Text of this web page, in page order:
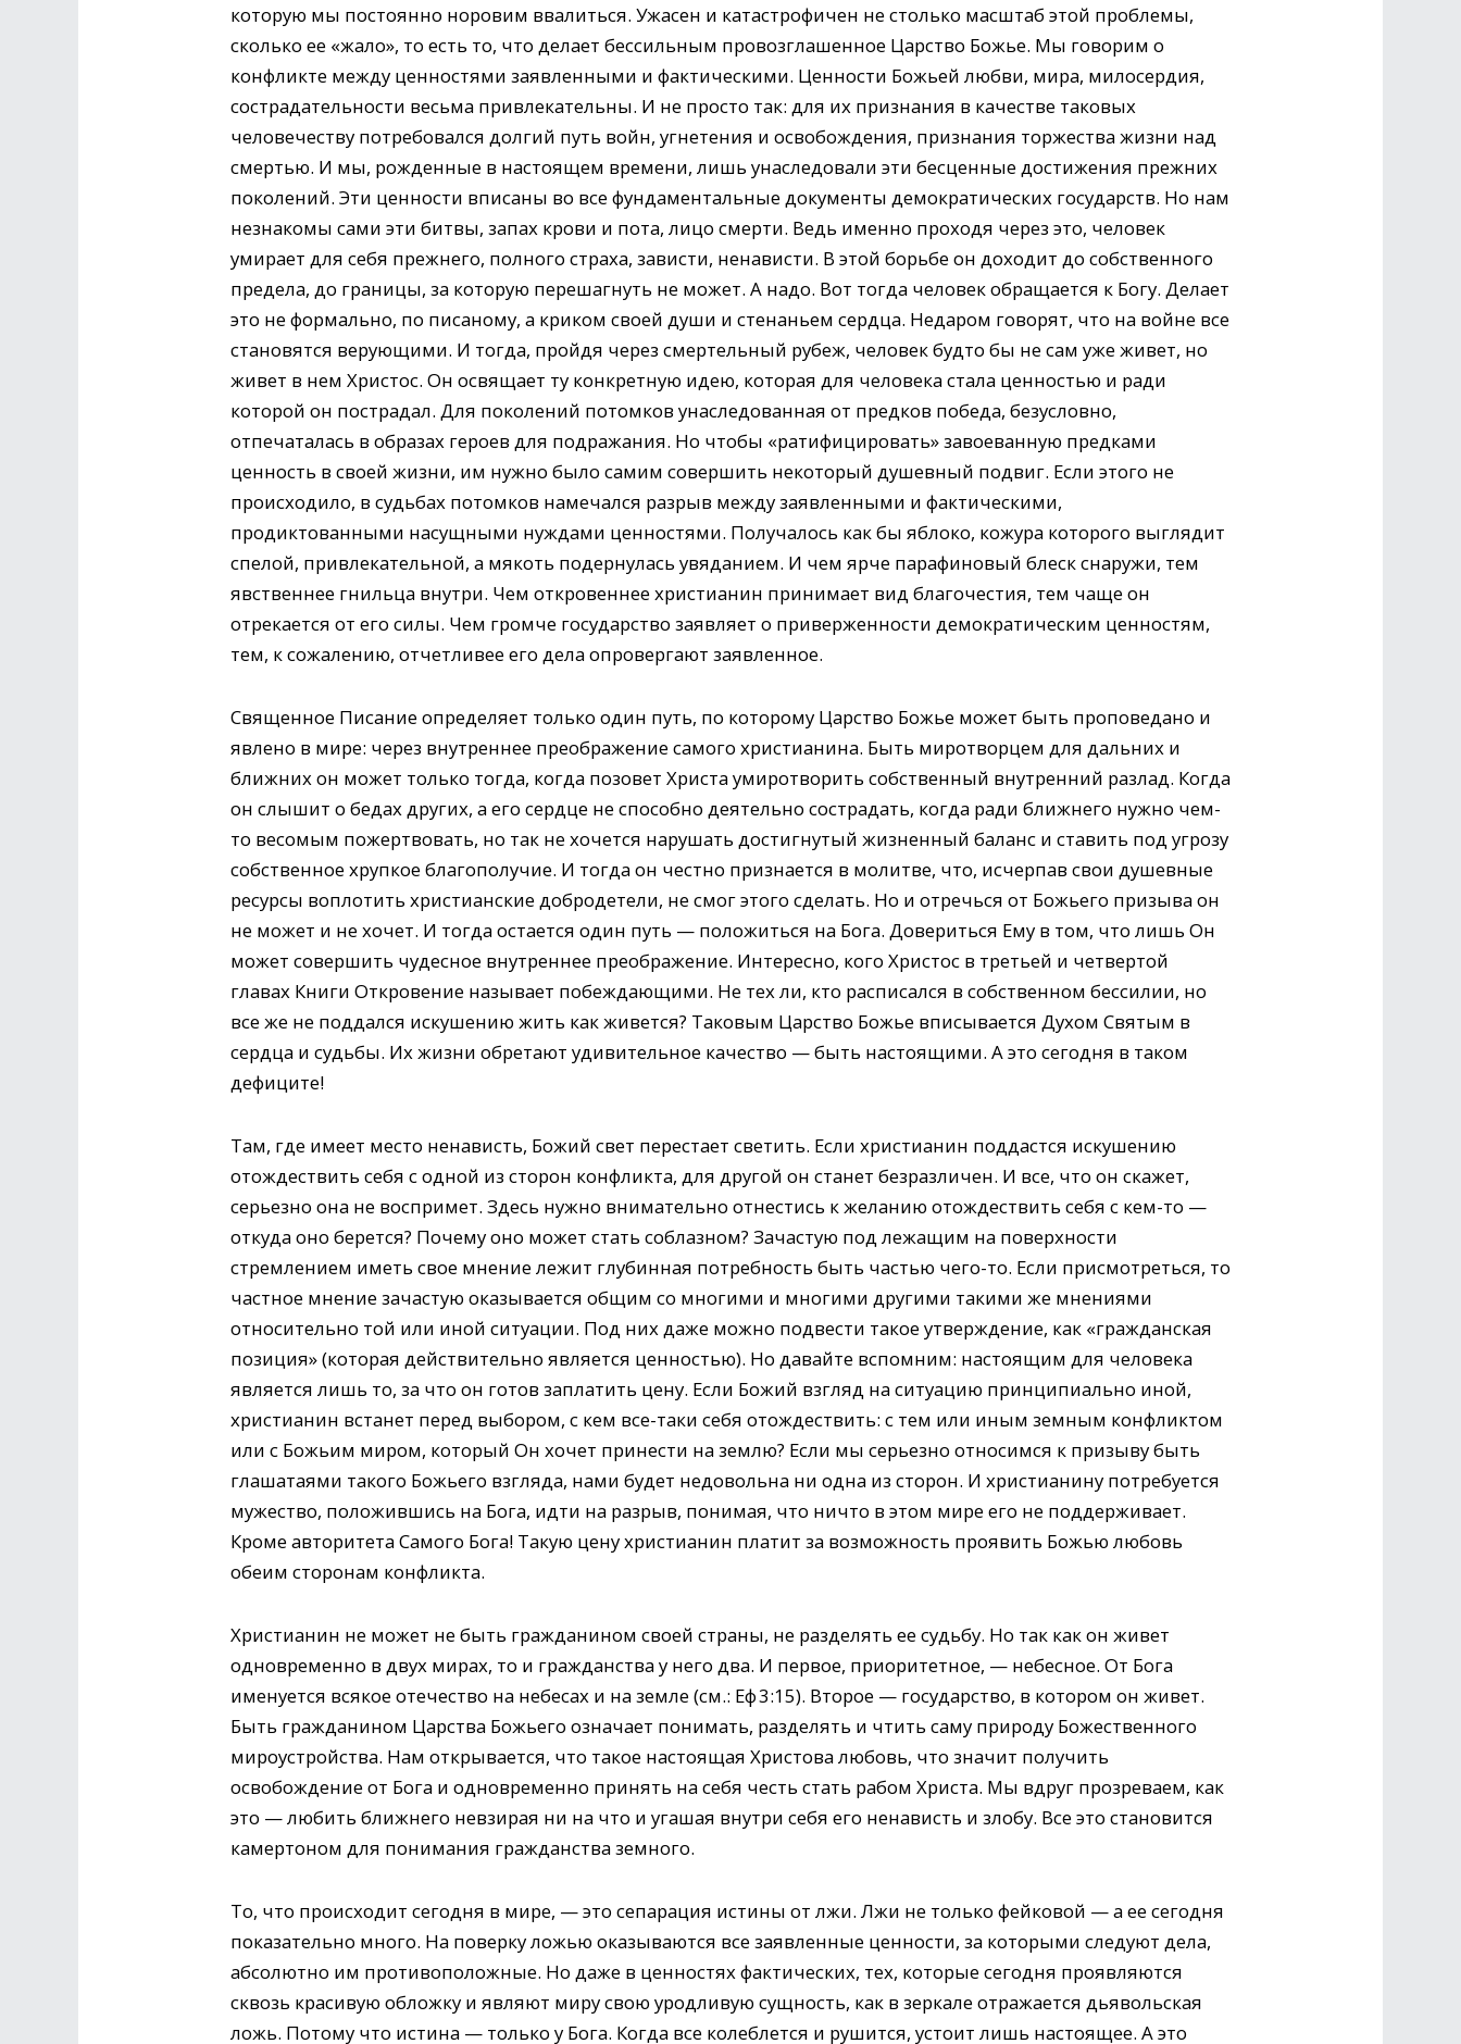
которую мы постоянно норовим ввалиться. Ужасен и катастрофичен не столько масштаб этой проблемы,
сколько ее «жало», то есть то, что делает бессильным провозглашенное Царство Божье. Мы говорим о
конфликте между ценностями заявленными и фактическими. Ценности Божьей любви, мира, милосердия,
сострадательности весьма привлекательны. И не просто так: для их признания в качестве таковых
человечеству потребовался долгий путь войн, угнетения и освобождения, признания торжества жизни над
смертью. И мы, рожденные в настоящем времени, лишь унаследовали эти бесценные достижения прежних
поколений. Эти ценности вписаны во все фундаментальные документы демократических государств. Но нам
незнакомы сами эти битвы, запах крови и пота, лицо смерти. Ведь именно проходя через это, человек
умирает для себя прежнего, полного страха, зависти, ненависти. В этой борьбе он доходит до собственного
предела, до границы, за которую перешагнуть не может. А надо. Вот тогда человек обращается к Богу. Делает
это не формально, по писаному, а криком своей души и стенаньем сердца. Недаром говорят, что на войне все
становятся верующими. И тогда, пройдя через смертельный рубеж, человек будто бы не сам уже живет, но
живет в нем Христос. Он освящает ту конкретную идею, которая для человека стала ценностью и ради
которой он пострадал. Для поколений потомков унаследованная от предков победа, безусловно,
отпечаталась в образах героев для подражания. Но чтобы «ратифицировать» завоеванную предками
ценность в своей жизни, им нужно было самим совершить некоторый душевный подвиг. Если этого не
происходило, в судьбах потомков намечался разрыв между заявленными и фактическими,
продиктованными насущными нуждами ценностями. Получалось как бы яблоко, кожура которого выглядит
спелой, привлекательной, а мякоть подернулась увяданием. И чем ярче парафиновый блеск снаружи, тем
явственнее гнильца внутри. Чем откровеннее христианин принимает вид благочестия, тем чаще он
отрекается от его силы. Чем громче государство заявляет о приверженности демократическим ценностям,
тем, к сожалению, отчетливее его дела опровергают заявленное.
Священное Писание определяет только один путь, по которому Царство Божье может быть проповедано и
явлено в мире: через внутреннее преображение самого христианина. Быть миротворцем для дальних и
ближних он может только тогда, когда позовет Христа умиротворить собственный внутренний разлад. Когда
он слышит о бедах других, а его сердце не способно деятельно сострадать, когда ради ближнего нужно чем-
то весомым пожертвовать, но так не хочется нарушать достигнутый жизненный баланс и ставить под угрозу
собственное хрупкое благополучие. И тогда он честно признается в молитве, что, исчерпав свои душевные
ресурсы воплотить христианские добродетели, не смог этого сделать. Но и отречься от Божьего призыва он
не может и не хочет. И тогда остается один путь — положиться на Бога. Довериться Ему в том, что лишь Он
может совершить чудесное внутреннее преображение. Интересно, кого Христос в третьей и четвертой
главах Книги Откровение называет побеждающими. Не тех ли, кто расписался в собственном бессилии, но
все же не поддался искушению жить как живется? Таковым Царство Божье вписывается Духом Святым в
сердца и судьбы. Их жизни обретают удивительное качество — быть настоящими. А это сегодня в таком
дефиците!
Там, где имеет место ненависть, Божий свет перестает светить. Если христианин поддастся искушению
отождествить себя с одной из сторон конфликта, для другой он станет безразличен. И все, что он скажет,
серьезно она не воспримет. Здесь нужно внимательно отнестись к желанию отождествить себя с кем-то —
откуда оно берется? Почему оно может стать соблазном? Зачастую под лежащим на поверхности
стремлением иметь свое мнение лежит глубинная потребность быть частью чего-то. Если присмотреться, то
частное мнение зачастую оказывается общим со многими и многими другими такими же мнениями
относительно той или иной ситуации. Под них даже можно подвести такое утверждение, как «гражданская
позиция» (которая действительно является ценностью). Но давайте вспомним: настоящим для человека
является лишь то, за что он готов заплатить цену. Если Божий взгляд на ситуацию принципиально иной,
христианин встанет перед выбором, с кем все-таки себя отождествить: с тем или иным земным конфликтом
или с Божьим миром, который Он хочет принести на землю? Если мы серьезно относимся к призыву быть
глашатаями такого Божьего взгляда, нами будет недовольна ни одна из сторон. И христианину потребуется
мужество, положившись на Бога, идти на разрыв, понимая, что ничто в этом мире его не поддерживает.
Кроме авторитета Самого Бога! Такую цену христианин платит за возможность проявить Божью любовь
обеим сторонам конфликта.
Христианин не может не быть гражданином своей страны, не разделять ее судьбу. Но так как он живет
одновременно в двух мирах, то и гражданства у него два. И первое, приоритетное, — небесное. От Бога
именуется всякое отечество на небесах и на земле (см.: Еф 3:15). Второе — государство, в котором он живет.
Быть гражданином Царства Божьего означает понимать, разделять и чтить саму природу Божественного
мироустройства. Нам открывается, что такое настоящая Христова любовь, что значит получить
освобождение от Бога и одновременно принять на себя честь стать рабом Христа. Мы вдруг прозреваем, как
это — любить ближнего невзирая ни на что и угашая внутри себя его ненависть и злобу. Все это становится
камертоном для понимания гражданства земного.
То, что происходит сегодня в мире, — это сепарация истины от лжи. Лжи не только фейковой — а ее сегодня
показательно много. На поверку ложью оказываются все заявленные ценности, за которыми следуют дела,
абсолютно им противоположные. Но даже в ценностях фактических, тех, которые сегодня проявляются
сквозь красивую обложку и являют миру свою уродливую сущность, как в зеркале отражается дьявольская
ложь. Потому что истина — только у Бога. Когда все колеб­лется и рушится, устоит лишь настоящее. А это